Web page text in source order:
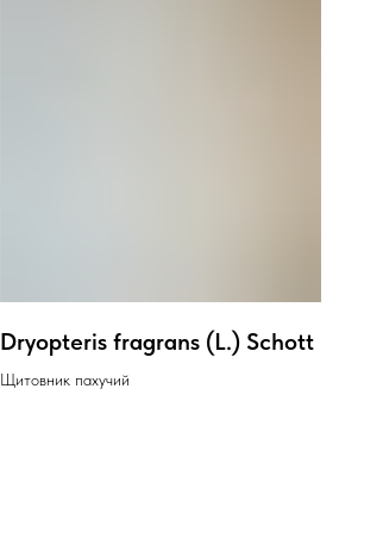
Dryopteris fragrans (L.) Schott
Щитовник пахучий